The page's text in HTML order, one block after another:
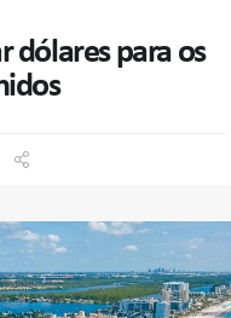
dólares para os